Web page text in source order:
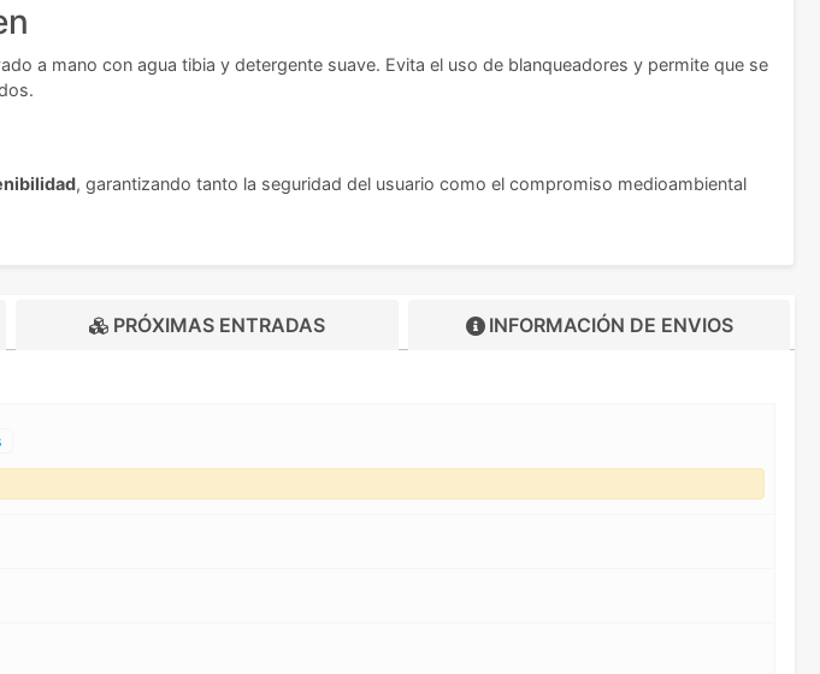
a mano con agua tibia y detergente suave. Evita el uso de blanqueadores y permite que se
, garantizando tanto la seguridad del usuario como el compromiso medioambiental
PRÓXIMAS ENTRADAS INFORMACIÓN DE ENVIOS